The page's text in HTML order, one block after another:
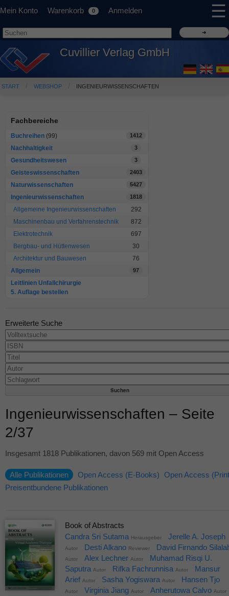
Mein Konto Warenkorb 0 Anmelden ☰
Cuvillier Verlag GmbH
START WEBSHOP INGENIEURWISSENSCHAFTEN
Fachbereiche
Buchreihen (99) 1412
Nachhaltigkeit 3
Gesundheitswesen 3
Geisteswissenschaften 2403
Naturwissenschaften 5427
Ingenieurwissenschaften 1818
Allgemeine Ingenieurwissenschaften
292
Maschinenbau und Verfahrenstechnik
872
Elektrotechnik
697
Bergbau- und Hüttenwesen
30
Architektur und Bauwesen
76
Allgemein
97
Leitlinien Unfallchirurgie
5. Auflage bestellen
Erweiterte Suche
Ingenieurwissenschaften – Seite
2/37
Insgesamt 1818 Publikationen, davon 569 mit Open Access
Alle Publikationen Open Access (E-Books)
Open Access
Preisentbundene Publikationen
Book of Abstracts
Candra Sri Sutama Herausgeber Jerelle A. Joseph
Autor Desti Alkano Reviewer David Firnando
Autor Alex Lechner Autor
Muhamad Risqi U.
Saputra Autor Rifka Fachrunnisa Autor
Mansur
Arief Autor Sasha Yogiswara Autor Hansen Tjo
Autor Virginia Jiang Autor Anherutowa Calvo Autor